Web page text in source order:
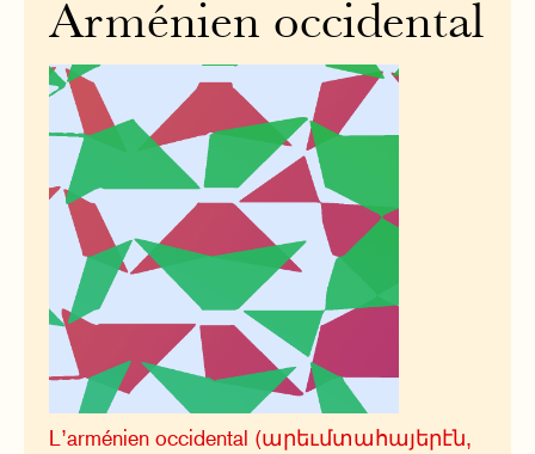
Arménien occidental
L’arménien occidental (արեւմտահայերէն,